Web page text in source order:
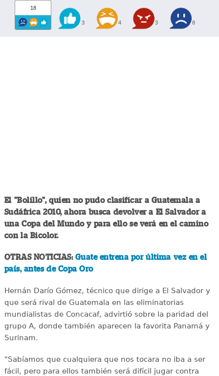
18
3 4 3 8
El "Bolillo", quien no pudo clasificar a Guatemala a
Sudáfrica 2010, ahora busca devolver a El Salvador a
una Copa del Mundo y para ello se verá en el camino
con la Bicolor.
OTRAS NOTICIAS: Guate entrena por última vez en el
país, antes de Copa Oro
Hernán Darío Gómez, técnico que dirige a El Salvador y
que será rival de Guatemala en las eliminatorias
mundialistas de Concacaf, advirtió sobre la paridad del
grupo A, donde también aparecen la favorita Panamá y
Surinam.
"Sabíamos que cualquiera que nos tocara no iba a ser
fácil, pero para ellos también será difícil jugar contra